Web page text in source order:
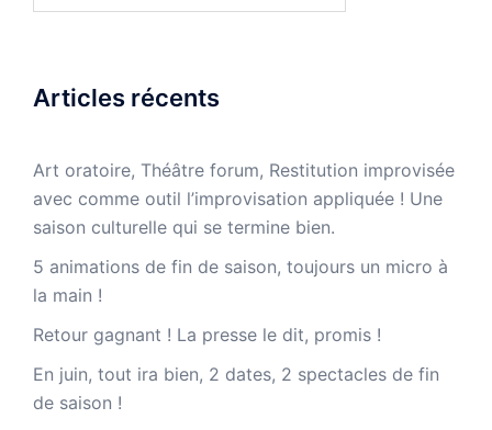
Articles récents
Art oratoire, Théâtre forum, Restitution improvisée
avec comme outil l’improvisation appliquée ! Une
saison culturelle qui se termine bien.
5 animations de fin de saison, toujours un micro à
la main !
Retour gagnant ! La presse le dit, promis !
En juin, tout ira bien, 2 dates, 2 spectacles de fin
de saison !